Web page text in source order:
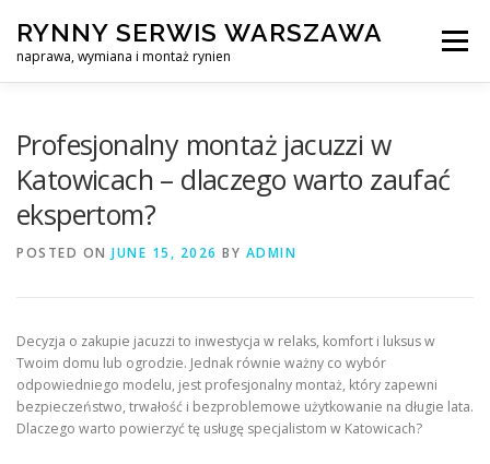
content
RYNNY SERWIS WARSZAWA
naprawa, wymiana i montaż rynien
Menu
SERWIS RYNNY WARSZAWA
Profesjonalny montaż jacuzzi w
Katowicach – dlaczego warto zaufać
ekspertom?
POSTED ON JUNE 15, 2026 BY ADMIN
Decyzja o zakupie jacuzzi to inwestycja w relaks, komfort i luksus w
Twoim domu lub ogrodzie. Jednak równie ważny co wybór
odpowiedniego modelu, jest profesjonalny montaż, który zapewni
bezpieczeństwo, trwałość i bezproblemowe użytkowanie na długie lata.
Dlaczego warto powierzyć tę usługę specjalistom w Katowicach?